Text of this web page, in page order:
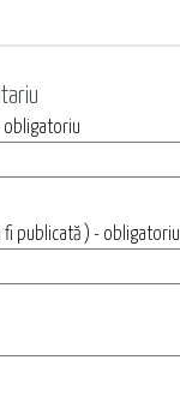
obligatoriu
fi publicată ) - obligatoriu